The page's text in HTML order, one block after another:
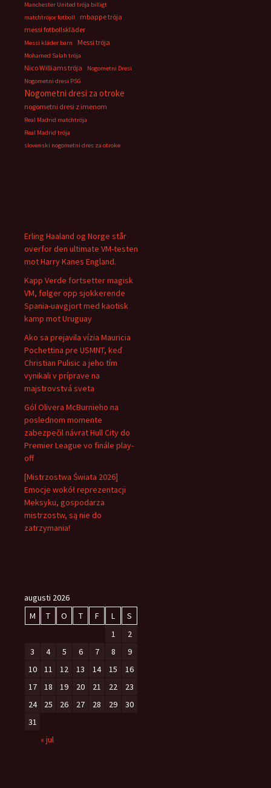
Manchester United tröja billigt
matchtröjor fotboll
mbappe tröja
messi fotbollskläder
Messi kläder barn Messi tröja
Mohamed Salah tröja
Nico Williams tröja
Nogometni Dresi
Nogometni dresi PSG
Nogometni dresi za otroke
nogometni dresi z imenom
Real Madrid matchtröja
Real Madrid tröja
slovenski nogometni dres za otroke
Erling Haaland og Norge står
overfor den ultimate VM-testen
mot Harry Kanes England.
Kapp Verde fortsetter magisk
VM, følger opp sjokkerende
Spania-uavgjort med kaotisk
kamp mot Uruguay
Ako sa prejavila vízia Mauricia
Pochettina pre USMNT, keď
Christian Pulisic a jeho tím
vynikali v príprave na
majstrovstvá sveta
Gól Olivera McBurnieho na
poslednom momente
zabezpečil návrat Hull City do
Premier League vo finále play-
off
[Mistrzostwa Świata 2026]
Emocje wokół reprezentacji
Meksyku, gospodarza
mistrzostw, są nie do
zatrzymania!
augusti 2026
M
T O T F L
S
1
2
3
4 5 6 7 8
9
10
11 12 13 14 15
16
17
18 19 20 21 22
23
24
25 26 27 28 29
30
31
« jul